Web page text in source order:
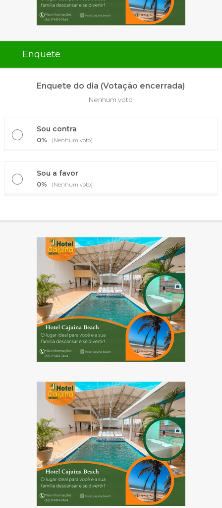
Enquete
Enquete do dia (Votação encerrada)
Nenhum voto
Sou contra
0% (Nenhum voto)
Sou a favor
0% (Nenhum voto)